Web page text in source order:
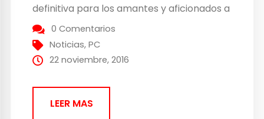
definitiva para los amantes y aficionados a
la simulación de vuelo. El pack incluye: El
flight stick T.16000M FCS El mando de
potencia TWCS Sistema de pedales de
0 Comentarios
Noticias,PC
22 noviembre, 2016
LEER MAS